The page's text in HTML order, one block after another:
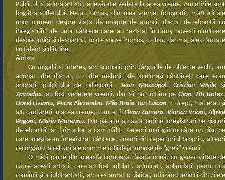
Publicul îşi adora artiştii, adevărate vedete la acea vreme. Amintirile sunt
bogăţia sufletului. Ne-au rămas, din acea vreme, fotografii, mărturii ale
unor oameni despre viaţa de noapte de atunci, discuri de ebonită cu
înregistrări ale unor cântece care au rezistat în timp, poveşti uimitoare
despre iubiri şi despărţiri, toate spuse frumos, cu har, dar mai ales cântate
cu talent şi dăruire.
&nbsp
Cu migală şi interes, am scotocit prin târgurile de obiecte vechi, am
adunat alte discuri, cu alte melodii ale aceloraşi cântăreţi care erau
adoraţii publicului de odinioară.Jean Moscopol, Cristian Vasileşi
Zavaidoc, au fost vedetele vremii, dar să nu-i uităm pe Gion, Titi
Dorel Livianu, Petre Alexandru, Mia Braia, Ion Luican. E drept, mai erau
alti cântăreţi în acea vreme, cum ar fi Elena Zamora, Viorica Vrioni, Alfred
Pagoni, Maria Moreanu. Din păcate au avut puţine înregistrări pe
de ebonită iar faima lor a cam pălit. Rareori mai găsim câte un disc pe
care aceştia au înregistrat cântece, uneori din repertoriul propriu, alteori
recurgând la reluări ale unor melodii deja impuse de “greii” vremii.
O mică parte din această comoară, lăsată nouă, cu generozitate de
către aceşti artişti, care-au fost adulaţi, admiraţi, aplaudaţi, pentru că
românii şi-a iubit artiştii, am restaurat-o digital, utilizând tehnici din zilele